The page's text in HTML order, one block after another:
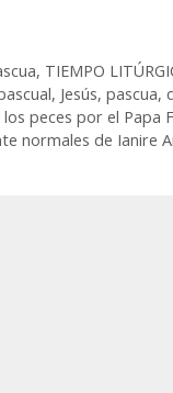
, TIEMPO
, Jesús,pascua,
peces por el Papa
normales de Ianire